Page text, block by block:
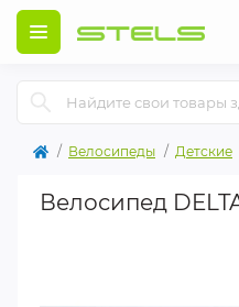
Велосипеды Детские
Велосипед